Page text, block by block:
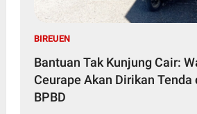
BIREUEN
Bantuan Tak Kunjung Cair:
Ceurape Akan Dirikan Tenda
BPBD